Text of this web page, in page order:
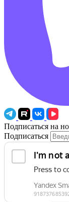
Подписаться на
Подписаться